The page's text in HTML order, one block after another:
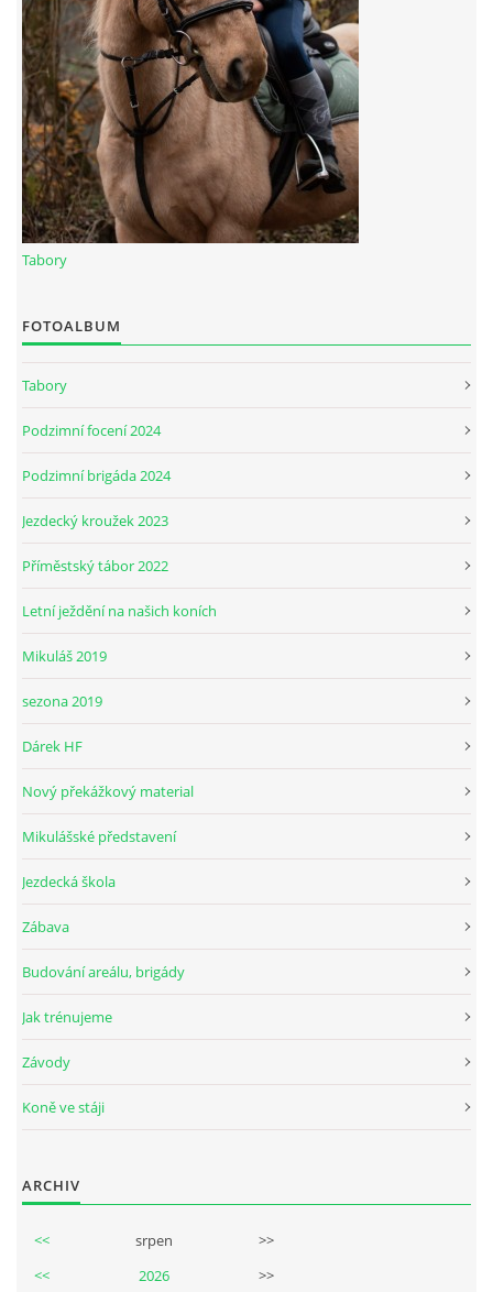
DNE 17.11.2023 KROUŽEK JEZDECTVÍ NENÍ
DĚKUJEME MĚSTU RYCHVALD ZA DOTACI V ROCE 2023
NABÍZÍME BRIGÁDU U NÁS VE STÁJI. PRO BLIŽŠÍ INFO
VOLEJTE 604265192
DĚKUJEME ZA PODPORU ČESKÉ UNIÍ SPORTU
PÁTEČNÍ KROUŽEK " ŠKOLA JEZDECTVÍ " BUDE ZAHÁJEN
ČLENOVÉ JK CABALLERO Z RYCHVALDU
PODZIMNÍ BRIGÁDA 4.10.2025
Tabory
FOTOALBUM
Tabory
Podzimní focení 2024
Podzimní brigáda 2024
Jezdecký kroužek 2023
Příměstský tábor 2022
Letní ježdění na našich koních
Mikuláš 2019
sezona 2019
Dárek HF
Nový překážkový material
Mikulášské představení
Jezdecká škola
Zábava
Budování areálu, brigády
Jak trénujeme
Závody
Koně ve stáji
ARCHIV
<< srpen
>>
<<
2026 >>